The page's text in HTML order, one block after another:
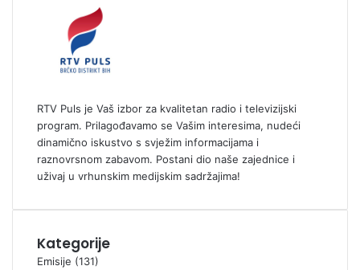
RTV Puls je Vaš izbor za kvalitetan radio i televizijski
program. Prilagođavamo se Vašim interesima, nudeći
dinamično iskustvo s svježim informacijama i
raznovrsnom zabavom. Postani dio naše zajednice i
uživaj u vrhunskim medijskim sadržajima!
Kategorije
Emisije (131)